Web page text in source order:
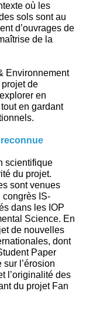
où les
sols sont au
d’ouvrages de
de la
Environnement
de
en
en gardant
scientifique
du projet.
sont venues
congrès IS-
dans les IOP
Science. En
de nouvelles
dont
Paper
l’érosion
l’originalité des
du projet Fan